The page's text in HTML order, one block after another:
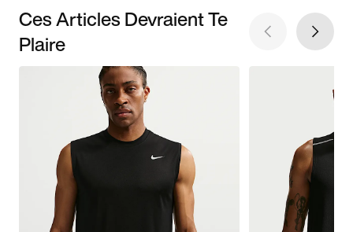
Ces Articles Devraient Te
Plaire